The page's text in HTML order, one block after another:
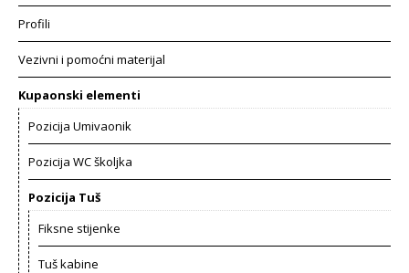
Profili
Vezivni i pomoćni materijal
Kupaonski elementi
Pozicija Umivaonik
Pozicija WC školjka
Pozicija Tuš
Fiksne stijenke
Tuš kabine